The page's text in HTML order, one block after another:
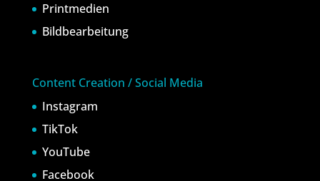
Printmedien
Bildbearbeitung
Content Creation / Social Media
Instagram
TikTok
YouTube
Facebook